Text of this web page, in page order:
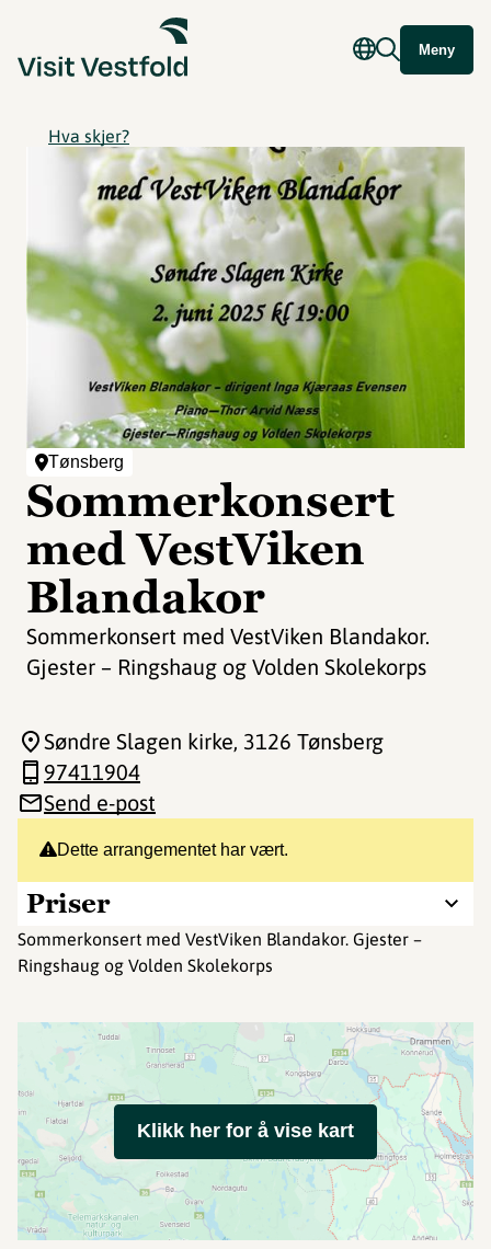
Meny
Hva skjer?
Tønsberg
Sommerkonsert
med VestViken
Blandakor
Sommerkonsert med VestViken Blandakor.
Gjester – Ringshaug og Volden Skolekorps
Dette arrangementet har vært.
Priser
Sommerkonsert med VestViken Blandakor. Gjester –
Ringshaug og Volden Skolekorps
Søndre Slagen kirke, 3126 Tønsberg
97411904
Send e-post
Klikk her for å vise kart